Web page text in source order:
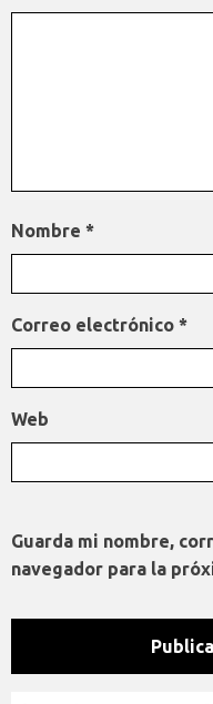
Nombre *
Correo electrónico *
Web
Guarda mi nombre,
navegador para la